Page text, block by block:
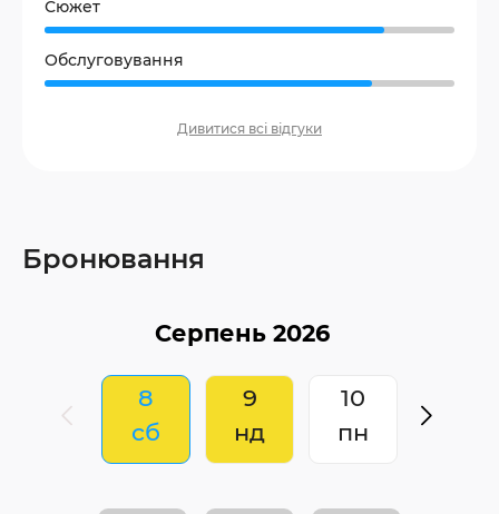
Сюжет
Обслуговування
Дивитися всі відгуки
Бронювання
8
сб
9
нд
10
пн